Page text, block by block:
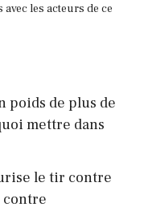
les acteurs de ce
poids de plus de
mettre dans
le tir contre
contre